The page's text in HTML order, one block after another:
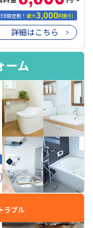
限定割！最大3,000円割引
詳細はこちら
ーム
ラブル